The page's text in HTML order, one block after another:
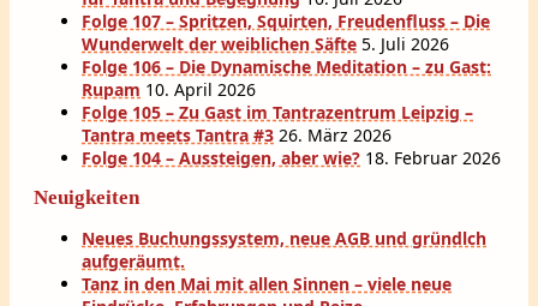
Folge 107 – Spritzen, Squirten, Freudenfluss – Die
Wunderwelt der weiblichen Säfte 5. Juli 2026
Folge 106 – Die Dynamische Meditation – zu Gast:
Rupam 10. April 2026
Folge 105 – Zu Gast im Tantrazentrum Leipzig –
Tantra meets Tantra #3 26. März 2026
Folge 104 – Aussteigen, aber wie? 18. Februar 2026
Neuigkeiten
Neues Buchungssystem, neue AGB und gründlch
aufgeräumt.
Tanz in den Mai mit allen Sinnen – viele neue